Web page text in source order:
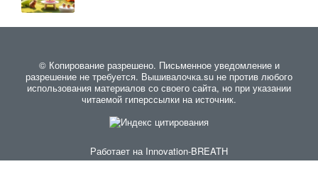
© Копирование разрешено. Письменное уведомление и
разрешение не требуется. Вышивалочка.su не против любого
использования материалов со своего сайта, но при указании
читаемой гиперссылки на источник.
Работает на Innovation-BREATH